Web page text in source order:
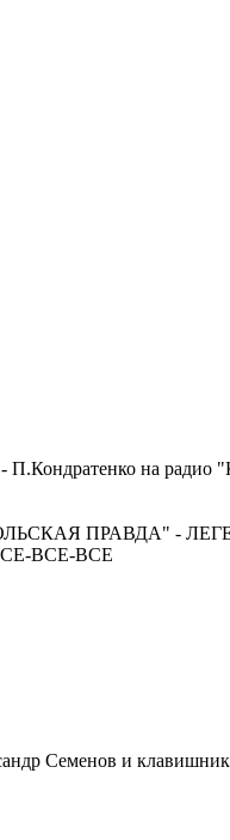
П.Кондратенко на радио
ПРАВДА" -
ВСЕ-ВСЕ
Семенов и